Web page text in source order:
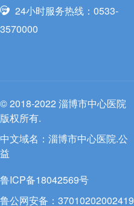
24小时服务热线：0533-
3570000
© 2018-2022 淄博市中心医院
版权所有.
中文域名： 淄博市中心医院.公
益
鲁ICP备18042569号
鲁公网安备：37010202002419